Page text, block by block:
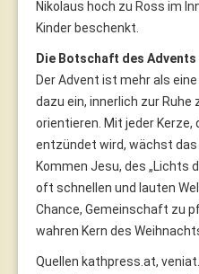
Nikolaus hoch zu Ross im
Kinder beschenkt.
Die Botschaft des Advents
Der Advent ist mehr als
dazu ein, innerlich zur Ruhe
orientieren. Mit jeder Kerze,
entzündet wird, wächst das
Kommen Jesu, des „Lichts
oft schnellen und lauten
Chance, Gemeinschaft zu
wahren Kern des
Quellen kathpress.at,